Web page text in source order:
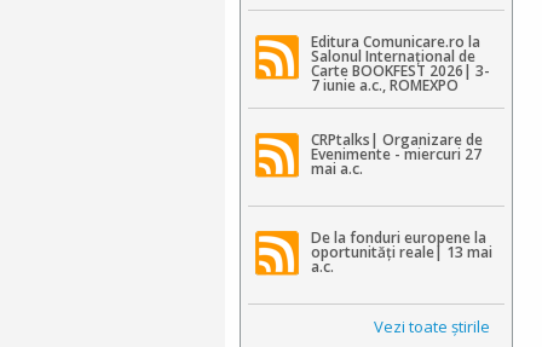
Editura Comunicare.ro la
Salonul Internațional de
Carte BOOKFEST 2026| 3-
7 iunie a.c., ROMEXPO
CRPtalks| Organizare de
Evenimente - miercuri 27
mai a.c.
De la fonduri europene la
oportunități reale| 13 mai
a.c.
Vezi toate ştirile